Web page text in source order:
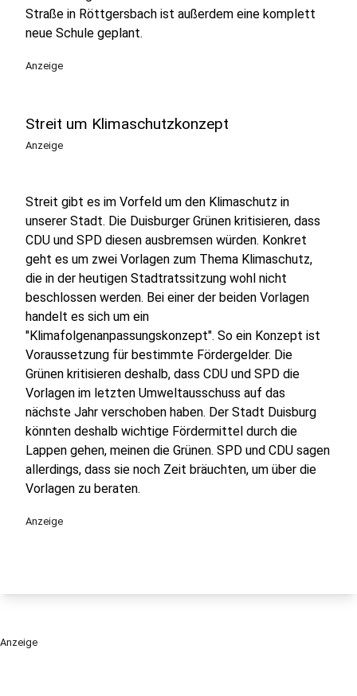
Straße in Röttgersbach ist außerdem eine komplett
neue Schule geplant.
Anzeige
Streit um Klimaschutzkonzept
Anzeige
Streit gibt es im Vorfeld um den Klimaschutz in
unserer Stadt. Die Duisburger Grünen kritisieren, dass
CDU und SPD diesen ausbremsen würden. Konkret
geht es um zwei Vorlagen zum Thema Klimaschutz,
die in der heutigen Stadtratssitzung wohl nicht
beschlossen werden. Bei einer der beiden Vorlagen
handelt es sich um ein
"Klimafolgenanpassungskonzept". So ein Konzept ist
Voraussetzung für bestimmte Fördergelder. Die
Grünen kritisieren deshalb, dass CDU und SPD die
Vorlagen im letzten Umweltausschuss auf das
nächste Jahr verschoben haben. Der Stadt Duisburg
könnten deshalb wichtige Fördermittel durch die
Lappen gehen, meinen die Grünen. SPD und CDU sagen
allerdings, dass sie noch Zeit bräuchten, um über die
Vorlagen zu beraten.
Anzeige
Anzeige